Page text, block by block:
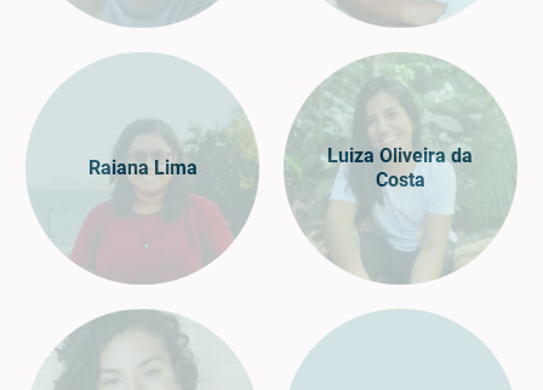
Raiana Lima
Luiza Oliveira da
Costa